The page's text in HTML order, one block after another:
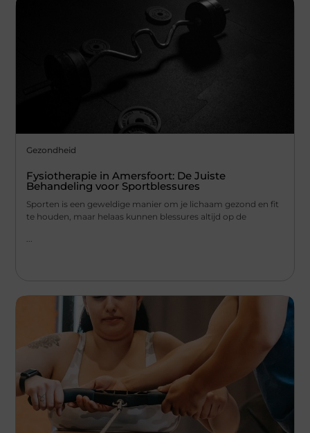
Gezondheid
Fysiotherapie in Amersfoort: De Juiste
Behandeling voor Sportblessures
Sporten is een geweldige manier om je lichaam gezond en fit
te houden, maar helaas kunnen blessures altijd op de